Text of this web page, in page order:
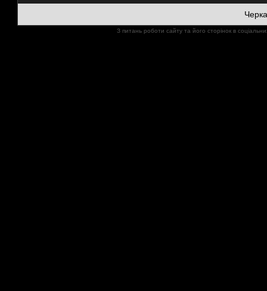
З питань роботи сайту та його сторінок в